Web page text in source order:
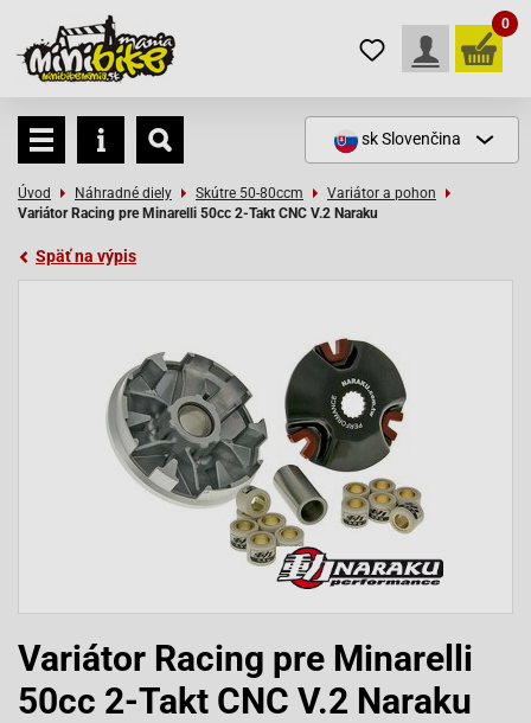
0
skSlovenčina
Úvod Náhradné diely Skútre 50-80ccm
Variátor a pohon
Variátor Racing pre Minarelli 50cc 2-Takt CNC V.2 Naraku
Späť na výpis
Variátor Racing pre Minarelli
50cc 2-Takt CNC V.2 Naraku